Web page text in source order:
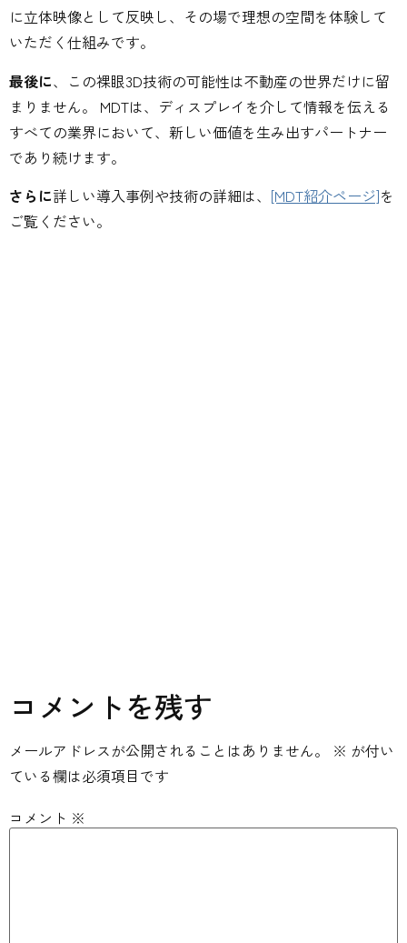
に立体映像として反映し、その場で理想の空間を体験して
いただく仕組みです。
最後に、この裸眼3D技術の可能性は不動産の世界だけに留
まりません。 MDTは、ディスプレイを介して情報を伝える
すべての業界において、新しい価値を生み出すパートナー
であり続けます。
さらに詳しい導入事例や技術の詳細は、 [MDT紹介ページ]を
ご覧ください。
コメントを残す
メールアドレスが公開されることはありません。 ※ が付い
ている欄は必須項目です
コメント ※